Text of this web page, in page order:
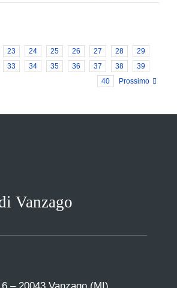
23 24 25 26 27 28
29
33 34 35 36 37 38
39
40
Prossimo
Vanzago